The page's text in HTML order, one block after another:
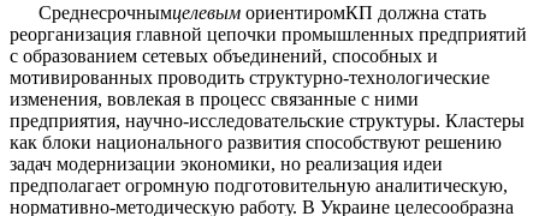
Среднесрочнымцелевым ориентиромКП должна стать
реорганизация главной цепочки промышленных предприятий
с образованием сетевых объединений, способных и
мотивированных проводить структурно-технологические
изменения, вовлекая в процесс связанные с ними
предприятия, научно-исследовательские структуры. Кластеры
как блоки национального развития способствуют решению
задач модернизации экономики, но реализация идеи
предполагает огромную подготовительную аналитическую,
нормативно-методическую работу. В Украине целесообразна